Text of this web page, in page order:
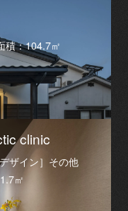
積：104.7㎡
clinic
ザイン］その他
㎡